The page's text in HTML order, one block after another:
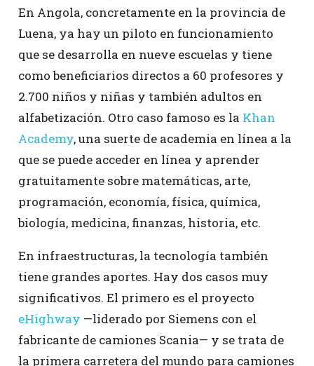
En Angola, concretamente en la provincia de
Luena, ya hay un piloto en funcionamiento
que se desarrolla en nueve escuelas y tiene
como beneficiarios directos a 60 profesores y
2.700 niños y niñas y también adultos en
alfabetización. Otro caso famoso es la Khan
Academy, una suerte de academia en línea a la
que se puede acceder en línea y aprender
gratuitamente sobre matemáticas, arte,
programación, economía, física, química,
biología, medicina, finanzas, historia, etc.
En infraestructuras, la tecnología también
tiene grandes aportes. Hay dos casos muy
significativos. El primero es el proyecto
eHighway —liderado por Siemens con el
fabricante de camiones Scania— y se trata de
la primera carretera del mundo para camiones